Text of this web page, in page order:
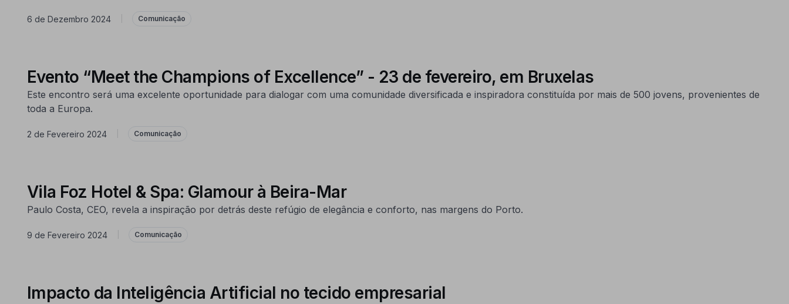
6 de Dezembro 2024 Comunicação
Evento “Meet the Champions of Excellence” - 23 de fevereiro, em Bruxelas
Este encontro será uma excelente oportunidade para dialogar com uma comunidade diversificada e inspiradora constituída por mais de 500 jovens, provenientes de
toda a Europa.
2 de Fevereiro 2024 Comunicação
Vila Foz Hotel & Spa: Glamour à Beira-Mar
Paulo Costa, CEO, revela a inspiração por detrás deste refúgio de elegância e conforto, nas margens do Porto.
9 de Fevereiro 2024 Comunicação
Impacto da Inteligência Artificial no tecido empresarial